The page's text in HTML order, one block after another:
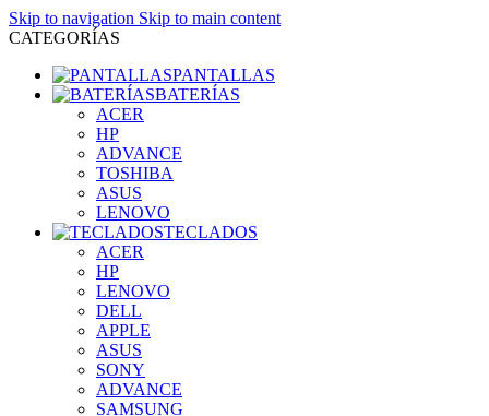
Skip to navigation Skip to main content
CATEGORÍAS
PANTALLAS
BATERÍAS
ACER
HP
ADVANCE
TOSHIBA
ASUS
LENOVO
TECLADOS
ACER
HP
LENOVO
DELL
APPLE
ASUS
SONY
ADVANCE
SAMSUNG